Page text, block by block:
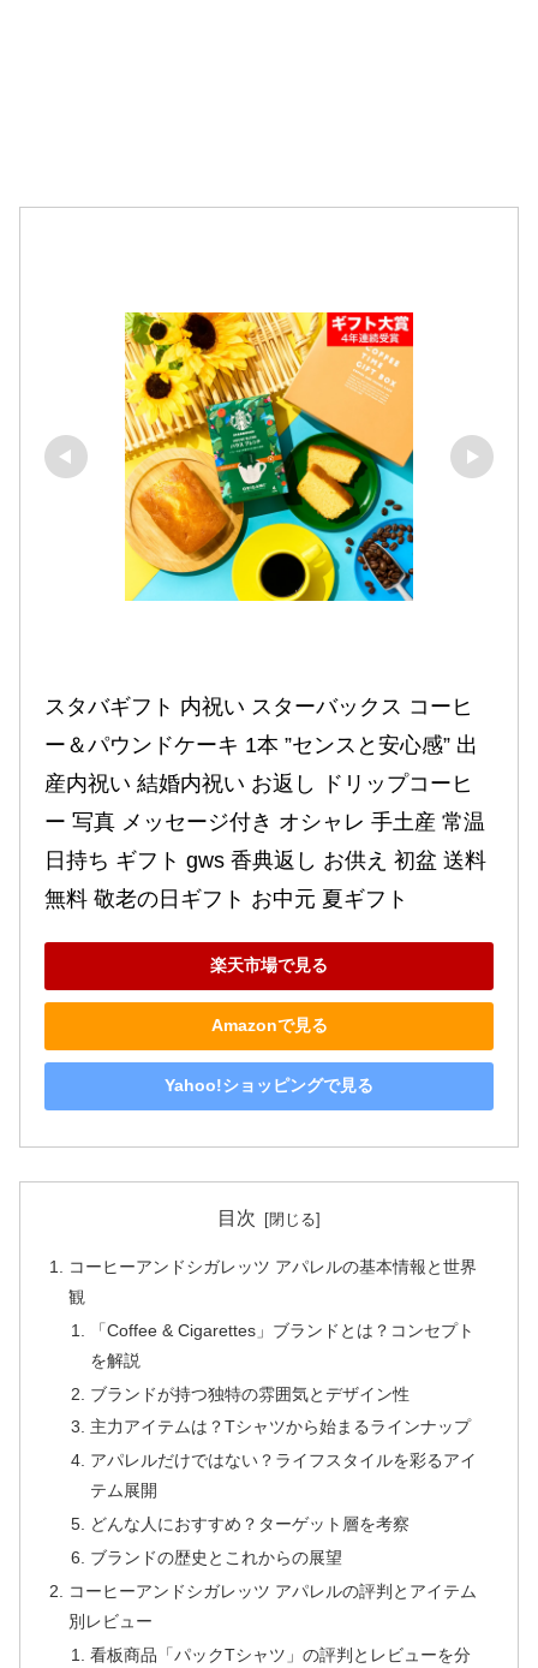
スタバギフト 内祝い スターバックス コーヒ
ー＆パウンドケーキ 1本 ”センスと安心感” 出
産内祝い 結婚内祝い お返し ドリップコーヒ
ー 写真 メッセージ付き オシャレ 手土産 常温
日持ち ギフト gws 香典返し お供え 初盆 送料
無料 敬老の日ギフト お中元 夏ギフト
楽天市場で見る
Amazonで見る
Yahoo!ショッピングで見る
目次
コーヒーアンドシガレッツ アパレルの基本情報と世界
観
「Coffee & Cigarettes」ブランドとは？コンセプト
を解説
ブランドが持つ独特の雰囲気とデザイン性
主力アイテムは？Tシャツから始まるラインナップ
アパレルだけではない？ライフスタイルを彩るアイ
テム展開
どんな人におすすめ？ターゲット層を考察
ブランドの歴史とこれからの展望
コーヒーアンドシガレッツ アパレルの評判とアイテム
別レビュー
看板商品「パックTシャツ」の評判とレビューを分